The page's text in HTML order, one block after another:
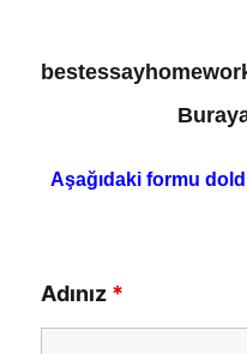
Aşağıdaki formu
Adınız *